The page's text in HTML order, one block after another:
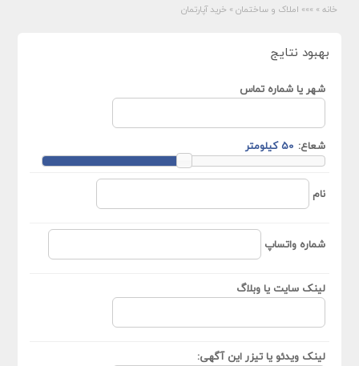
خانه » »»» املاک و ساختمان » خرید آپارتمان
بهبود نتایج
شهر یا شماره تماس
شعاع:
نام
شماره واتساپ
لینک سایت یا وبلاگ
لینک ویدئو یا تیزر این آگهی: